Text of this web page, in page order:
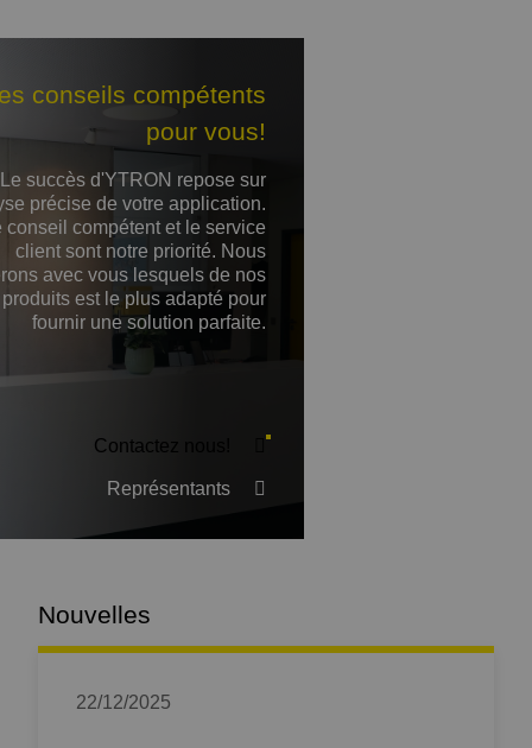
conseils compétents
pour vous!
Le succès d'YTRON repose sur
précise de votre application.
conseil compétent et le service
client sont notre priorité. Nous
avec vous lesquels de nos
produits est le plus adapté pour
fournir une solution parfaite.
Contactez nous!
Représentants
Nouvelles
22/12/2025